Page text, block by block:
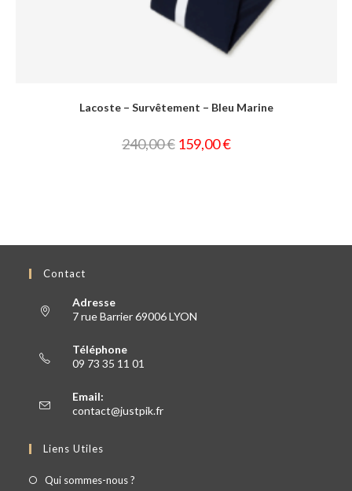
Lacoste – Survêtement – Bleu Marine
240,00€ 159,00€
Contact
Adresse
7 rue Barrier 69006 LYON
Téléphone
09 73 35 11 01
Email:
contact@justpik.fr
Liens Utiles
Qui sommes-nous ?